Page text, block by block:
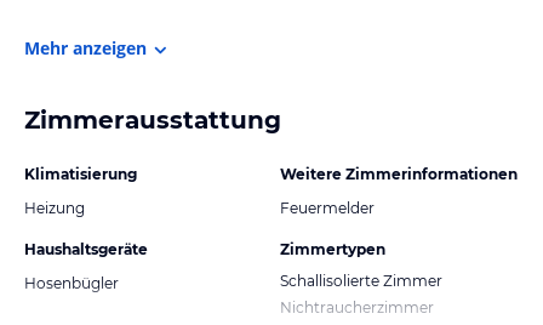
Mehr anzeigen
Zimmerausstattung
Klimatisierung
Heizung
Haushaltsgeräte
Hosenbügler
Weitere Zimmerinformationen
Feuermelder
Zimmertypen
Schallisolierte Zimmer
Nichtraucherzimmer